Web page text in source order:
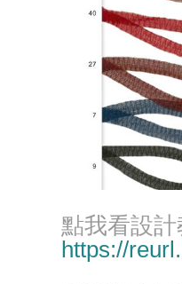
點我看設計
https://